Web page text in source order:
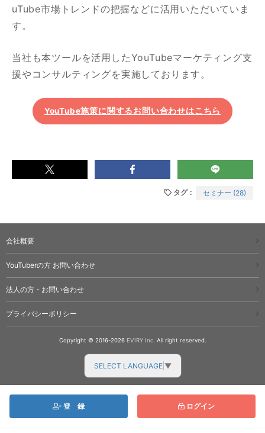
uTube市場トレンドの把握などに活用いただいていま
す。
当社も本ツールを活用したYouTubeマーケティング支
援やコンサルティングを実施しております。
YouTube施策に関するお問い合わせはこちら
タグ セミナー (28)
会社概要
YouTuberの方 お問い合わせ
法人の方・お問い合わせ
プライバシーポリシー
Copyright © 2016-2026 EVIRY Inc. All right reserved.
SELECT LANGUAGE ▼
登 録 ログイン